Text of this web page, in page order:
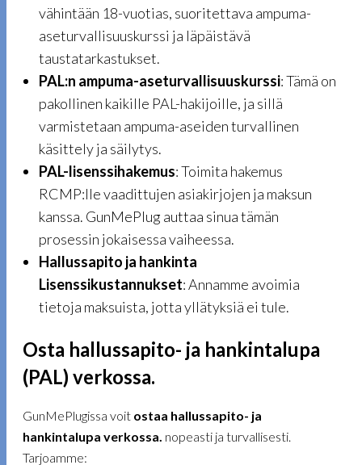
vähintään 18-vuotias, suoritettava ampuma-
aseturvallisuuskurssi ja läpäistävä
taustatarkastukset.
PAL:n ampuma-aseturvallisuuskurssi: Tämä on
pakollinen kaikille PAL-hakijoille, ja sillä
varmistetaan ampuma-aseiden turvallinen
käsittely ja säilytys.
PAL-lisenssihakemus: Toimita hakemus
RCMP:lle vaadittujen asiakirjojen ja maksun
kanssa. GunMePlug auttaa sinua tämän
prosessin jokaisessa vaiheessa.
Hallussapito ja hankinta
Lisenssikustannukset: Annamme avoimia
tietoja maksuista, jotta yllätyksiä ei tule.
Osta hallussapito- ja hankintalupa
(PAL) verkossa.
GunMePlugissa voit ostaa hallussapito- ja
hankintalupa verkossa. nopeasti ja turvallisesti.
Tarjoamme: